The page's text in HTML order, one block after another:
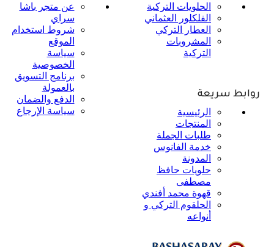
عن متجر باشا
سراي
شروط استخدام
الموقع
سياسة
الخصوصية
برنامج التسويق
بالعمولة
الدفع والضمان
سياسة الإرجاع
الحلويات التركية
الفلكلور العثماني
العطار التركي
المشروبات
التركية
روابط سريعة
الرئيسية
المنتجات
طلبات الجملة
خدمة الفانوس
المدونة
حلويات حافظ
مصطفى
قهوة محمد أفندي
الحلقوم التركي و
أنواعه